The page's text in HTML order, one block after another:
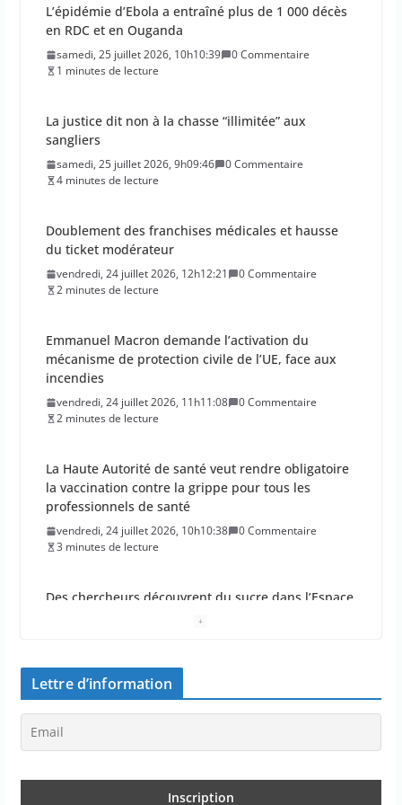
La justice dit non à la chasse “illimitée” aux
sangliers
samedi, 25 juillet 2026, 9h09:46
0 Commentaire
4 minutes de lecture
Doublement des franchises médicales et hausse
du ticket modérateur
vendredi, 24 juillet 2026, 12h12:21
0 Commentaire
2 minutes de lecture
Emmanuel Macron demande l’activation du
mécanisme de protection civile de l’UE, face aux
incendies
vendredi, 24 juillet 2026, 11h11:08
La Haute Autorité de santé veut rendre obligatoire
la vaccination contre la grippe pour tous les
professionnels de santé
vendredi, 24 juillet 2026, 10h10:38
Des chercheurs découvrent du sucre dans l’Espace
!
vendredi, 24 juillet 2026, 9h09:30
0 Commentaire
1 minutes de lecture
La percée du scarabée japonais inquiète les
hectares en France
jeudi, 23 juillet 2026, 10h10:30
0 Commentaire
Lettre d’information